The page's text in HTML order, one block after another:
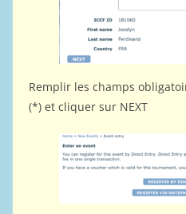
Remplir les champs
(*) et cliquer sur NEXT